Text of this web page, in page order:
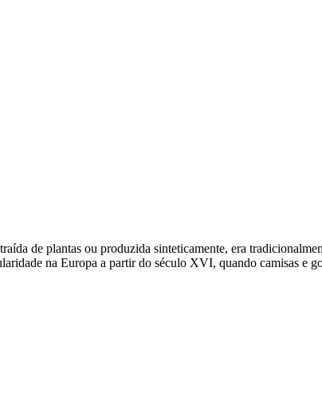
de plantas ou produzida sinteticamente, era
na Europa a partir do século XVI, quando camisas e